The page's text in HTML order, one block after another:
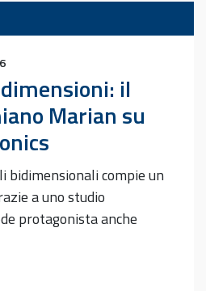
il
Marian su
bidimensionali compie un
a uno studio
protagonista anche